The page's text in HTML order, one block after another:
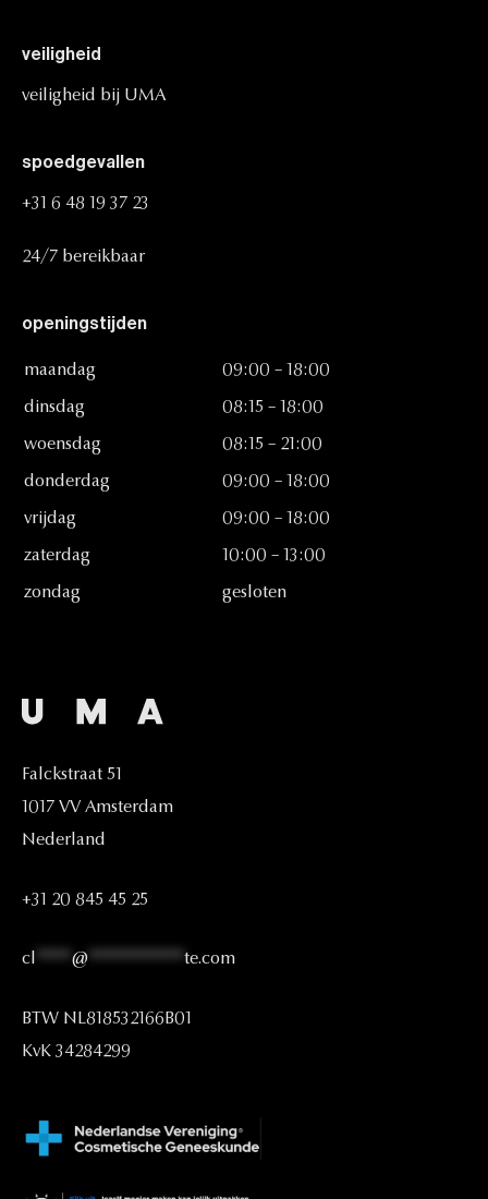
veiligheid
veiligheid bij UMA
spoedgevallen
+31 6 48 19 37 23
24/7 bereikbaar
openingstijden
maandag 09:00 – 18:00
dinsdag 08:15 – 18:00
woensdag 08:15 – 21:00
donderdag 09:00 – 18:00
vrijdag 09:00 – 18:00
zaterdag 10:00 – 13:00
zondag gesloten
Falckstraat 51
1017 VV Amsterdam
Nederland
+31 20 845 45 25
cl **** @ ***********te.com
BTW NL818532166B01
KvK 34284299